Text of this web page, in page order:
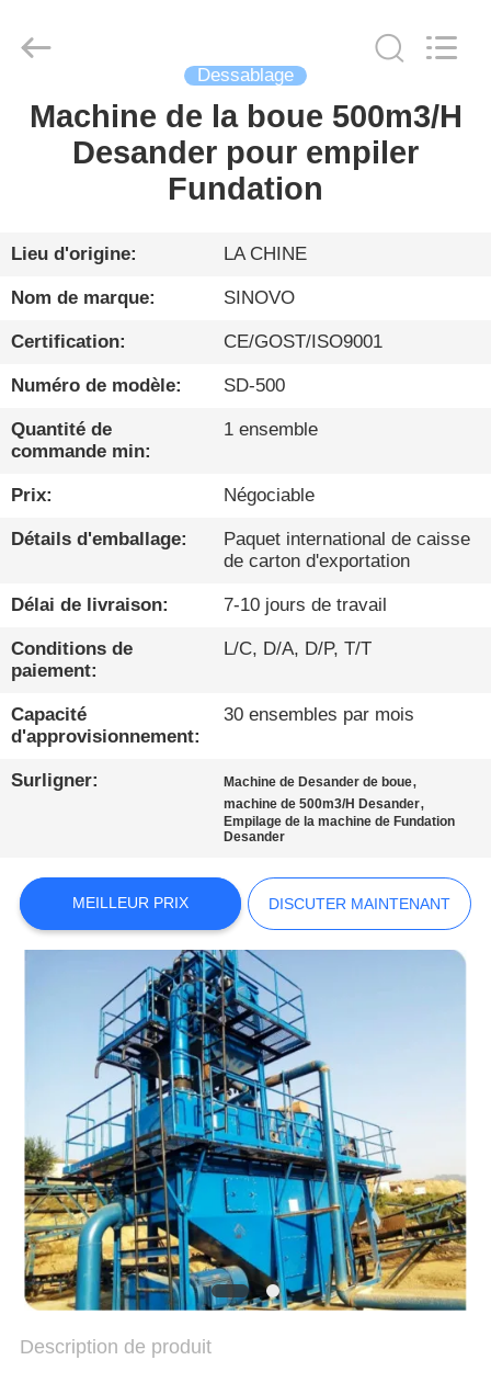
MAISON
VR
SHOW
AU
SUJET
DE
NOUS
VISITE
CONTRÔLE
DE
QUALITÉ
CONTACTEZ-
DISCUTER
MAINTENANT
COMPANY
PLAN
DU
SITE
POLITIQUE
DE
CONFIDENTIALITÉ
Sinovo
Heavy
Rights
Reserved.
Dessablage
Machine de la boue 500m3/H
Desander pour empiler
Fundation
Lieu d'origine: LA CHINE
Nom de marque: SINOVO
Certification: CE/GOST/ISO9001
Numéro de modèle: SD-500
Quantité de
commande min:
1 ensemble
Prix: Négociable
Détails d'emballage:
Paquet international de caisse
de carton d'exportation
Délai de livraison: 7-10 jours de travail
Conditions de
paiement:
L/C, D/A, D/P, T/T
Capacité
d'approvisionnement:
30 ensembles par mois
Surligner: Machine de Desander de boue,
machine de 500m3/H Desander,
Empilage de la machine de Fundation
Desander
MEILLEUR PRIX DISCUTER MAINTENANT
Description de produit